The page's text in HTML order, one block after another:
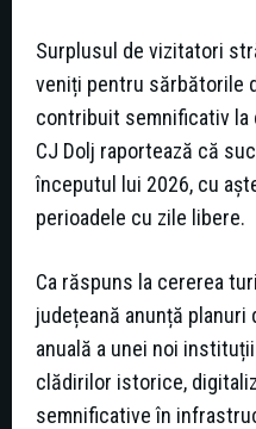
Surplusul de vizitatori
veniți pentru sărbătorile
contribuit semnificativ
CJ Dolj raportează că
începutul lui 2026, cu
perioadele cu zile libere.
Ca răspuns la cererea
județeană anunță
anuală a unei noi
clădirilor istorice,
semnificative în